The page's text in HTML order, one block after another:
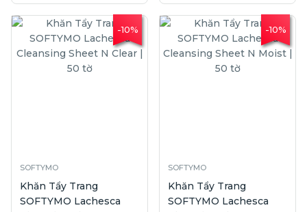
-10%
SOFTYMO
Khăn Tẩy Trang
SOFTYMO Lachesca
-10%
SOFTYMO
Khăn Tẩy Trang
SOFTYMO Lachesca